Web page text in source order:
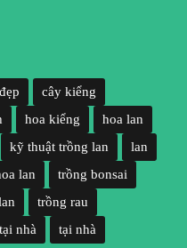
cây kiểng
hoa kiểng
hoa lan
kỹ thuật trồng lan
lan
lan
trồng bonsai
trồng rau
nhà tại nhà